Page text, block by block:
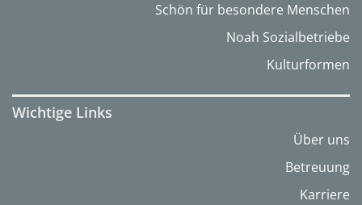
Schön für besondere Menschen
Noah Sozialbetriebe
Kulturformen
Wichtige Links
Über uns
Betreuung
Karriere